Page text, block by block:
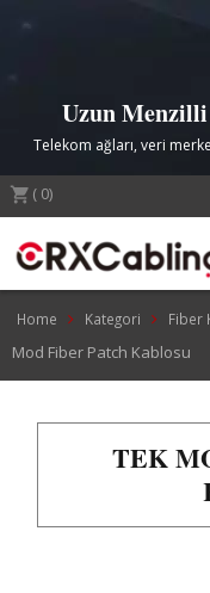
Uzun
Telekom ağları, veri
konektör seçeneği ile
( 0)
Home Kategori Fiber
Mod Fiber Patch Kablosu
TEK